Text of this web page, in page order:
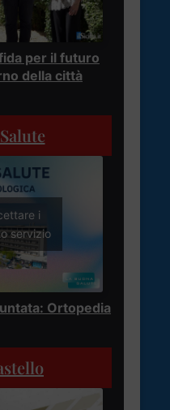
per il futuro
della città
i
servizio
Ortopedia